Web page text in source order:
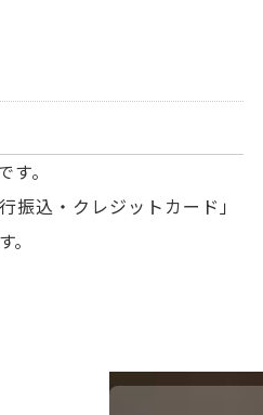
。
振込・クレジットカード」